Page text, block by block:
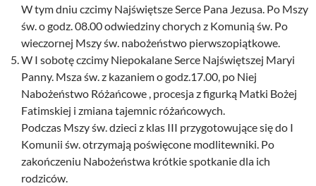
W tym dniu czcimy Najświętsze Serce Pana Jezusa. Po Mszy
św. o godz. 08.00 odwiedziny chorych z Komunią św. Po
wieczornej Mszy św. nabożeństwo pierwszopiątkowe.
W I sobotę czcimy Niepokalane Serce Najświętszej Maryi
Panny. Msza św. z kazaniem o godz.17.00, po Niej
Nabożeństwo Różańcowe , procesja z figurką Matki Bożej
Fatimskiej i zmiana tajemnic różańcowych.
Podczas Mszy św. dzieci z klas III przygotowujące się do I
Komunii św. otrzymają poświęcone modlitewniki. Po
zakończeniu Nabożeństwa krótkie spotkanie dla ich
rodziców.